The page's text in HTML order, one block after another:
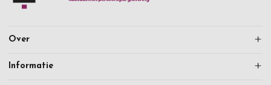
Over
Informatie